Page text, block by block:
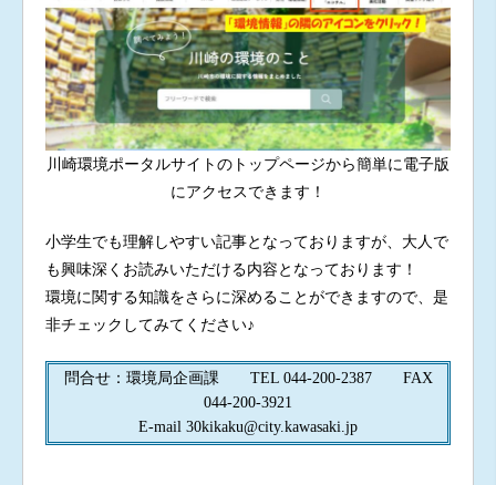
川崎環境ポータルサイトのトップページから簡単に電子版
にアクセスできます！
小学生でも理解しやすい記事となっておりますが、大人で
も興味深くお読みいただける内容となっております！
環境に関する知識をさらに深めることができますので、是
非チェックしてみてください♪
問合せ：環境局企画課 TEL 044-200-2387 FAX
044-200-3921
E-mail 30kikaku@city.kawasaki.jp